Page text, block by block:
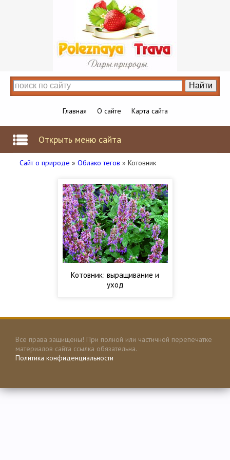
Главная О сайте Карта сайта
Открыть меню сайта
Сайт о природе » Облако тегов » Котовник
Котовник: выращивание и
уход
Все права защищены! При полной или частичной перепечатке
материалов сайта ссылка обязательна.
Политика конфиденциальности